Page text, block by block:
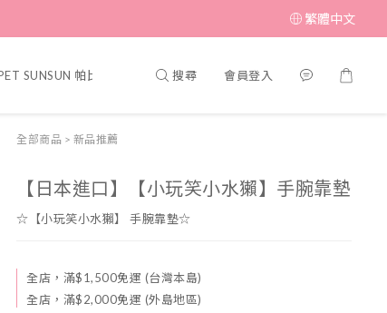
繁體中文
SUNSUN 帕比順順 ▎MUFFIN CORNER 瑪芬角落
搜尋 會員登入
全部商品 > 新品推薦
【日本進口】【小玩笑小水獺】手腕靠墊
☆【小玩笑小水獺】 手腕靠墊☆
全店，滿$1,500免運 (台灣本島)
全店，滿$2,000免運 (外島地區)